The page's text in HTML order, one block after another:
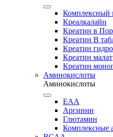
Комплексный
Креалкалайн
Креатин в
Креатин В
Креатин
Креатин малат
Креатин
Аминокислоты
Аминокислоты
EAA
Аргинин
Глютамин
Комплексные